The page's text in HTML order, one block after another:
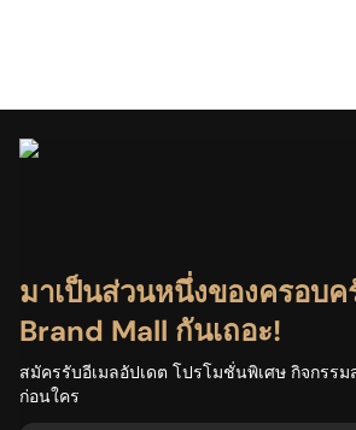
กำลังโหลด...
มาเป็นส่วนหนึ่งของครอบค
Brand Mall กันเถอะ!
สมัครรับอีเมลอัปเดต โปรโมชั่นพิเศษ กิจกรร
ก่อนใคร